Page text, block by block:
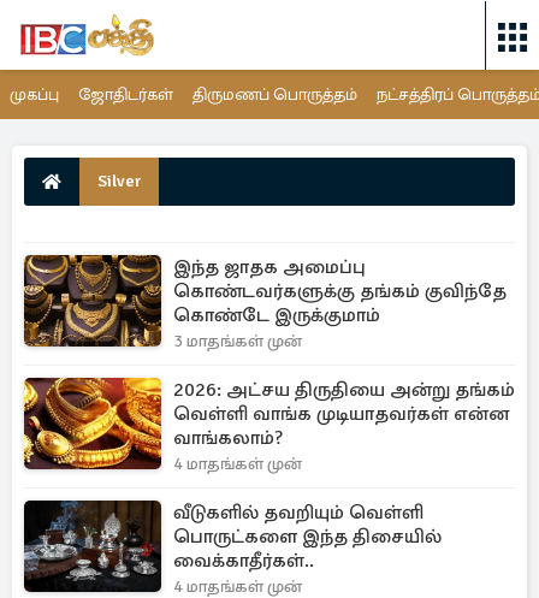
முகப்பு ஜோதிடர்கள் திருமணப் பொருத்தம் நட்சத்திரப்
Silver
இந்த ஜாதக அமைப்பு
கொண்டவர்களுக்கு தங்கம் குவிந்தே
கொண்டே இருக்குமாம்
3 மாதங்கள் முன்
2026: அட்சய திருதியை அன்று தங்கம்
வெள்ளி வாங்க முடியாதவர்கள் என்ன
வாங்கலாம்?
4 மாதங்கள் முன்
வீடுகளில் தவறியும் வெள்ளி
பொருட்களை இந்த திசையில்
வைக்காதீர்கள்..
4 மாதங்கள் முன்